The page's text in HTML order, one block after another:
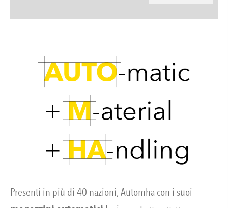
Presenti in più di 40 nazioni, Automha con i suoi